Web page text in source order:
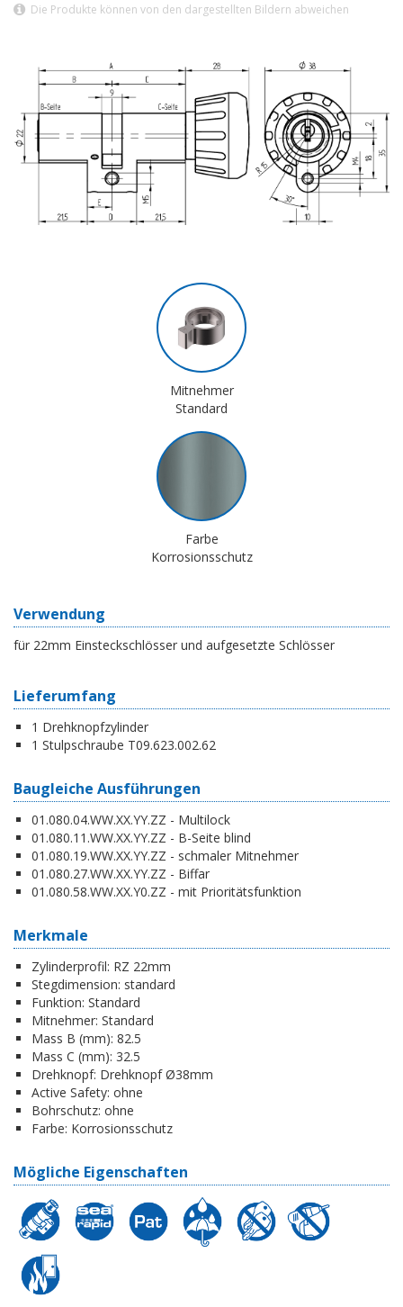
Die Produkte können von den dargestellten Bildern abweichen
Mitnehmer
Standard
Farbe
Korrosionsschutz
Verwendung
für 22mm Einsteckschlösser und aufgesetzte Schlösser
Lieferumfang
1 Drehknopfzylinder
1 Stulpschraube T09.623.002.62
Baugleiche Ausführungen
01.080.04.WW.XX.YY.ZZ - Multilock
01.080.11.WW.XX.YY.ZZ - B-Seite blind
01.080.19.WW.XX.YY.ZZ - schmaler Mitnehmer
01.080.27.WW.XX.YY.ZZ - Biffar
01.080.58.WW.XX.Y0.ZZ - mit Prioritätsfunktion
Merkmale
Zylinderprofil: RZ 22mm
Stegdimension: standard
Funktion: Standard
Mitnehmer: Standard
Mass B (mm): 82.5
Mass C (mm): 32.5
Drehknopf: Drehknopf Ø38mm
Active Safety: ohne
Bohrschutz: ohne
Farbe: Korrosionsschutz
Mögliche Eigenschaften